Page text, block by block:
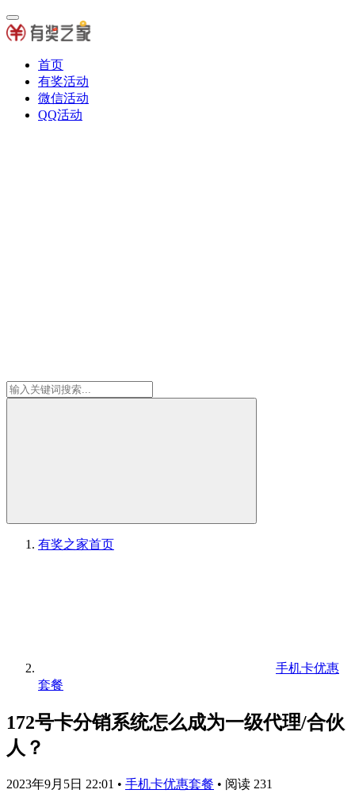
首页
有奖活动
微信活动
QQ活动
有奖之家首页
手机卡优惠
套餐
172号卡分销系统怎么成为一级代理/合伙
人？
2023年9月5日 22:01 • 手机卡优惠套餐 • 阅读 231